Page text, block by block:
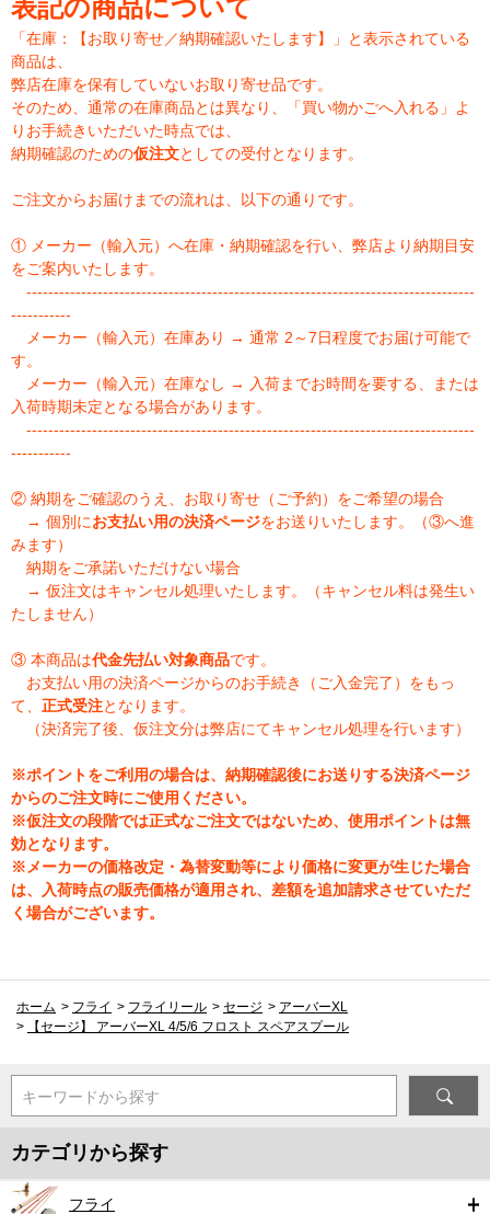
表記の商品について
「在庫：【お取り寄せ／納期確認いたします】」と表示されている
商品は、
弊店在庫を保有していないお取り寄せ品です。
そのため、通常の在庫商品とは異なり、「買い物かごへ入れる」よ
りお手続きいただいた時点では、
納期確認のための仮注文としての受付となります。
ご注文からお届けまでの流れは、以下の通りです。
① メーカー（輸入元）へ在庫・納期確認を行い、弊店より納期目安
をご案内いたします。
----------------------------------------------------------------------------------
-----------
メーカー（輸入元）在庫あり → 通常 2～7日程度でお届け可能で
す。
メーカー（輸入元）在庫なし → 入荷までお時間を要する、または
入荷時期未定となる場合があります。
----------------------------------------------------------------------------------
-----------
② 納期をご確認のうえ、お取り寄せ（ご予約）をご希望の場合
→ 個別にお支払い用の決済ページをお送りいたします。（③へ進
みます）
納期をご承諾いただけない場合
→ 仮注文はキャンセル処理いたします。（キャンセル料は発生い
たしません）
③ 本商品は代金先払い対象商品です。
お支払い用の決済ページからのお手続き（ご入金完了）をもっ
て、 正式受注となります。
（決済完了後、仮注文分は弊店にてキャンセル処理を行います）
※ポイントをご利用の場合は、納期確認後にお送りする決済ページ
からのご注文時にご使用ください。
※仮注文の段階では正式なご注文ではないため、使用ポイントは無
効となります。
※メーカーの価格改定・為替変動等により価格に変更が生じた場合
は、入荷時点の販売価格が適用され、差額を追加請求させていただ
く場合がございます。
ホーム > フライ > フライリール > セージ > アーバーXL
>
【セージ】 アーバーXL 4/5/6 フロスト スペアスプール
キーワードから探す
カテゴリから探す
フライ